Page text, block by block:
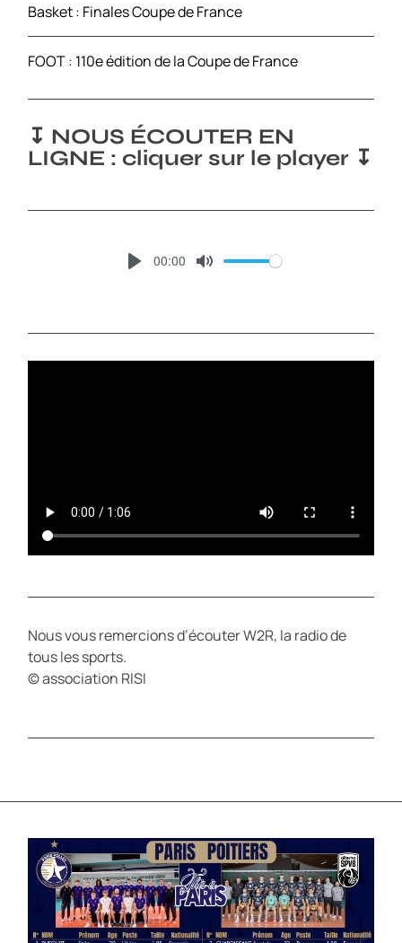
Basket : Finales Coupe de France
FOOT : 110e édition de la Coupe de France
↧ NOUS ÉCOUTER EN
LIGNE : cliquer sur le player ↧
A
00:00
T
Nous vous remercions d’écouter W2R, la radio de
tous les sports.
© association RISI